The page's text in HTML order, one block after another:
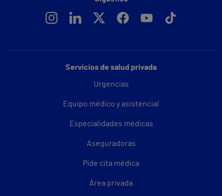
Servicios de salud privada
Urgencias
Equipo médico y asistencial
Especialidades médicas
Aseguradoras
Pide cita médica
Área privada